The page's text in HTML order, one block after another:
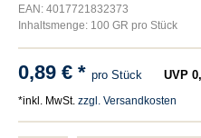
EAN: 4017721832373
Inhaltsmenge: 100 GR pro Stück
0,89 € * pro Stück UVP
*inkl. MwSt. zzgl. Versandkosten